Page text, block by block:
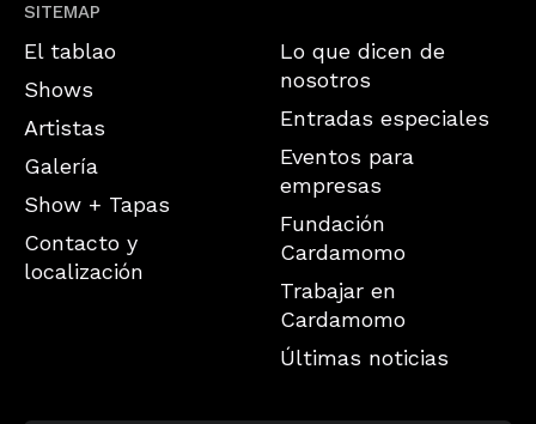
SITEMAP
El tablao
Shows
Artistas
Galería
Show + Tapas
Contacto y
localización
Lo que dicen de
nosotros
Entradas especiales
Eventos para
empresas
Fundación
Cardamomo
Trabajar en
Cardamomo
Últimas noticias